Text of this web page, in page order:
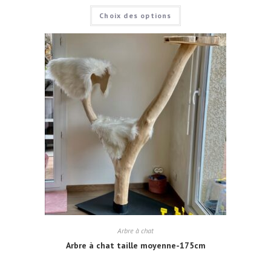
Choix des options
Arbre à chat
Arbre à chat taille moyenne-175cm